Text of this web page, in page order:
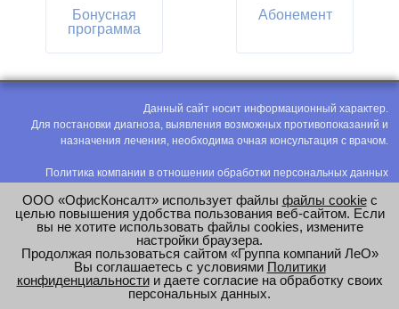
Бонусная
программа
Абонемент
Данный сайт носит информационный характер.
Для постановки диагноза, выявления возможных противопоказаний и
назначения лечения, необходима очная консультация с врачом.
Политика компании в отношении обработки персональных данных
Соглашение на обработку персональных данных
Оценка труда
e-mail:office@modus-leo.ru
ООО «ОфисКонсалт» использует файлы файлы cookieс
целью повышения удобства пользования веб-сайтом. Если
вы не хотите использовать файлы cookies, измените
настройки браузера.
Продолжая пользоваться сайтом «Группа компаний ЛеО»
Вы соглашаетесь с условиями Политики
конфиденциальностии даете согласие на обработку своих
персональных данных.